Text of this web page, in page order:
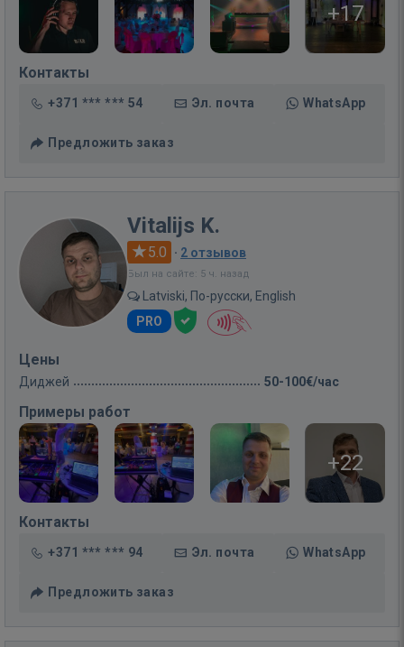
+17
Контакты
+371 *** *** 54 Эл. почта WhatsApp
Предложить заказ
Vitalijs K.
5.0 · 2 отзывов
Был на сайте: 5 ч. назад
Latviski, По-русски, English
PRO
Цены
Диджей 50-100€/час
Примеры работ
+22
Контакты
+371 *** *** 94 Эл. почта WhatsApp
Предложить заказ